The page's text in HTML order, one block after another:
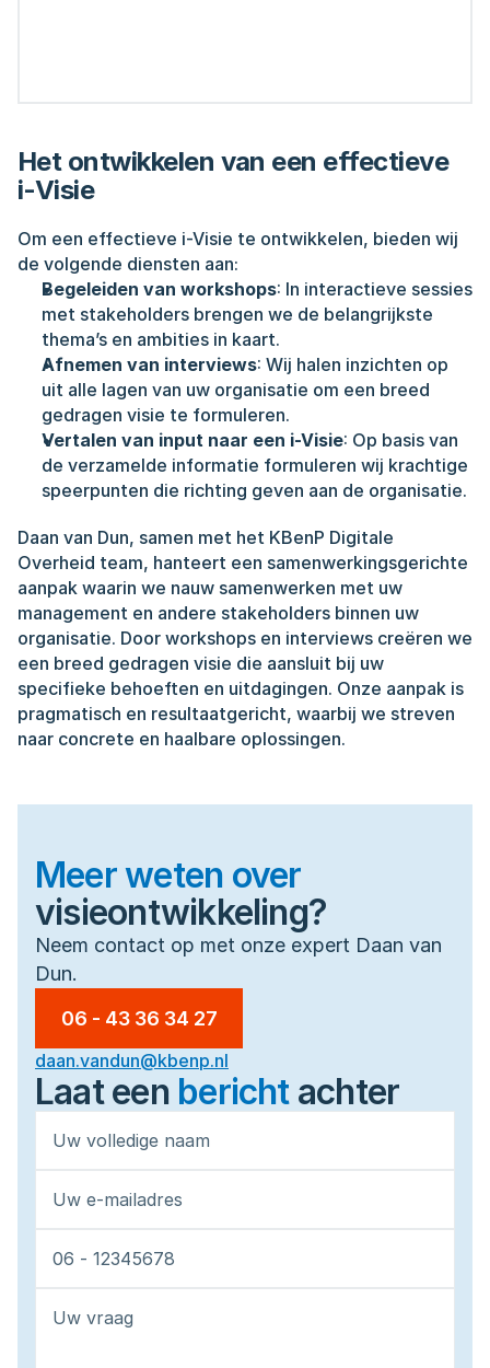
Het ontwikkelen van een effectieve
i-Visie
Om een effectieve i-Visie te ontwikkelen, bieden wij
de volgende diensten aan:
Begeleiden van workshops: In interactieve sessies
met stakeholders brengen we de belangrijkste
thema’s en ambities in kaart.
Afnemen van interviews: Wij halen inzichten op
uit alle lagen van uw organisatie om een breed
gedragen visie te formuleren.
Vertalen van input naar een i-Visie: Op basis van
de verzamelde informatie formuleren wij krachtige
speerpunten die richting geven aan de organisatie.
Daan van Dun, samen met het KBenP Digitale
Overheid team, hanteert een samenwerkingsgerichte
aanpak waarin we nauw samenwerken met uw
management en andere stakeholders binnen uw
organisatie. Door workshops en interviews creëren we
een breed gedragen visie die aansluit bij uw
specifieke behoeften en uitdagingen. Onze aanpak is
pragmatisch en resultaatgericht, waarbij we streven
naar concrete en haalbare oplossingen.
Meer weten over
visieontwikkeling?
Neem contact op met onze expert Daan van
Dun.
06 - 43 36 34 27
daan.vandun@kbenp.nl
Laat een bericht achter